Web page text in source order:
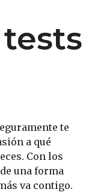
te
a qué
Con los
una forma
va contigo.